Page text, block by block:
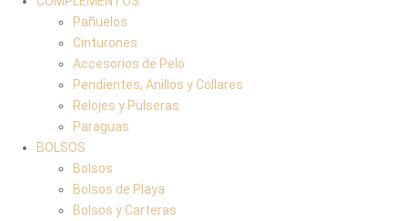
Pañuelos
Cinturones
Accesorios de Pelo
Pendientes, Anillos y Collares
Relojes y Pulseras
Paraguas
BOLSOS
Bolsos
Bolsos de Playa
Bolsos y Carteras